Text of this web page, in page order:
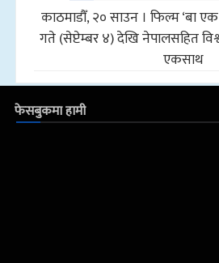
काठमाडौँ, २० साउन । फिल्म ‘बा एक
गते (सेप्टेम्बर ४) देखि नेपालसहित
एकसाथ
फेसबुकमा हामी